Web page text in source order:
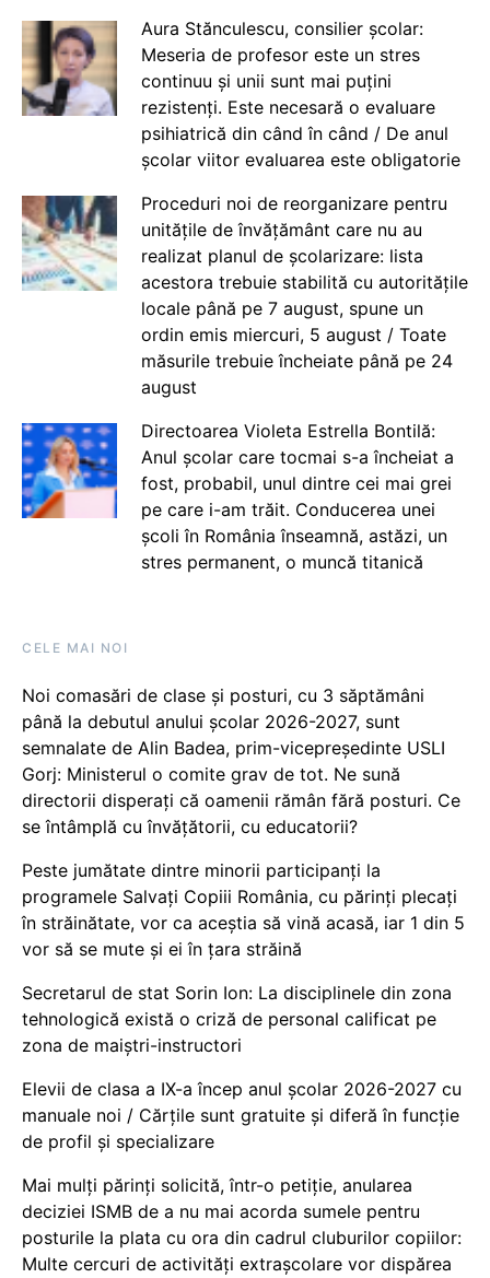
Aura Stănculescu, consilier școlar:
Meseria de profesor este un stres
continuu și unii sunt mai puțini
rezistenți. Este necesară o evaluare
psihiatrică din când în când / De anul
școlar viitor evaluarea este obligatorie
Proceduri noi de reorganizare pentru
unitățile de învățământ care nu au
realizat planul de școlarizare: lista
acestora trebuie stabilită cu autoritățile
locale până pe 7 august, spune un
ordin emis miercuri, 5 august / Toate
măsurile trebuie încheiate până pe 24
august
Directoarea Violeta Estrella Bontilă:
Anul școlar care tocmai s-a încheiat a
fost, probabil, unul dintre cei mai grei
pe care i-am trăit. Conducerea unei
școli în România înseamnă, astăzi, un
stres permanent, o muncă titanică
CELE MAI NOI
Noi comasări de clase și posturi, cu 3 săptămâni
până la debutul anului școlar 2026-2027, sunt
semnalate de Alin Badea, prim-vicepreședinte USLI
Gorj: Ministerul o comite grav de tot. Ne sună
directorii disperați că oamenii rămân fără posturi. Ce
se întâmplă cu învățătorii, cu educatorii?
Peste jumătate dintre minorii participanți la
programele Salvați Copiii România, cu părinți plecați
în străinătate, vor ca aceștia să vină acasă, iar 1 din 5
vor să se mute și ei în țara străină
Secretarul de stat Sorin Ion: La disciplinele din zona
tehnologică există o criză de personal calificat pe
zona de maiștri-instructori
Elevii de clasa a IX-a încep anul școlar 2026-2027 cu
manuale noi / Cărțile sunt gratuite și diferă în funcție
de profil și specializare
Mai mulți părinți solicită, într-o petiție, anularea
deciziei ISMB de a nu mai acorda sumele pentru
posturile la plata cu ora din cadrul cluburilor copiilor:
Multe cercuri de activități extrașcolare vor dispărea